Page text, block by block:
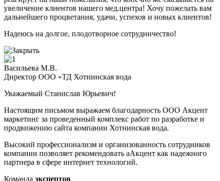
увеличение клиентов нашего мед.центра! Хочу пожелать вам
дальнейшего процветания, удачи, успехов и новых клиентов!
Надеюсь на долгое, плодотворное сотрудничество!
Васильева М.В.
Директор ООО «ТД Хотнинская вода
Уважаемый Станислав Юрьевич!
Настоящим письмом выражаем благодарность ООО Акцент
маркетинг за проведенный комплекс работ по разработке и
продвижению сайта компании Хотнинская вода.
Высокий профессионализм и организованность сотрудников
компании позволяет рекомендовать аАкцент как надежного
партнера в сфере интернет технологий.
Команда экспертов